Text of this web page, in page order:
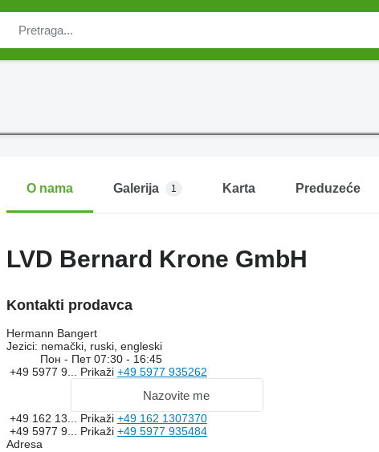
O nama Galerija 1 Karta Preduzeće
LVD Bernard Krone GmbH
Kontakti prodavca
Hermann Bangert
Jezici: nemački, ruski, engleski
Пон - Пет07:30 - 16:45
+49 5977 9... Prikaži +49 5977 935262
Nazovite me
+49 162 13... Prikaži +49 162 1307370
+49 5977 9... Prikaži +49 5977 935484
Adresa